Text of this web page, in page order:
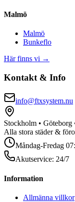
Malmö
Malmö
Bunkeflo
Här finns vi →
Kontakt & Info
info@ftxsystem.nu
Stockholm • Göteborg
Alla stora städer &
Måndag-Fredag
Akutservice: 24/7
Information
Allmänna villkor